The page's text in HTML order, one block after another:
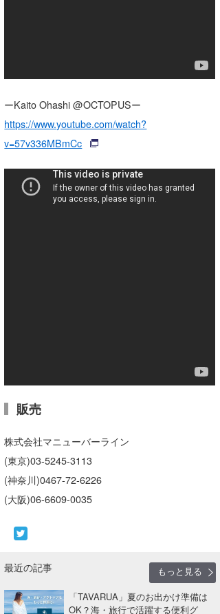
ーKaito Ohashi @OCTOPUSー
https://www.youtube.com/watch?
v=57v336MBmCc
販売
株式会社マニューバーライン
(東京)03-5245-3113
(神奈川)0467-72-6226
(大阪)06-6609-0035
最近の記事
もっと見る
「TAVARUA」夏のお出かけ準備は
OK？海・旅行で活躍する便利グ
三輪予報士
小川予報士
上條将美
banpaku
Mr.K
chappy
Romisea